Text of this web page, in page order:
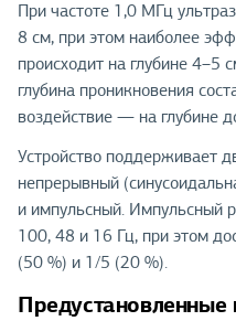
При частоте 1,0 МГц
8 см, при этом наиболее
происходит на глубине 4–5
глубина проникновения
воздействие — на глубине
Устройство поддерживает
непрерывный
и импульсный. Импульсный
100, 48 и 16 Гц, при этом
(50 %) и 1/5 (20 %).